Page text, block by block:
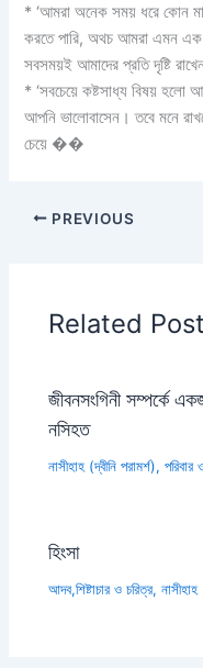
* ‘আমরা অনেক সময় ধরে কোন
করতে পারি, অথচ আমরা এমন এক
সবসময়ই আমাদের প্রতি দৃষ্টি
* ‘সবচেয়ে কষ্টসাধ্য বিষয় হলো
আপনি ভালোবাসেন। তবে মনে
চেয়ে ��
PREVIOUS
Related
জীবনসংগিনী সম্পর্কে
নসিহত
নাসীহাহ (দ্বীনি পরামর্শ),পরিবার
হিংসা
আদব,শিষ্টাচার ও চরিত্র,নাসীহাহ